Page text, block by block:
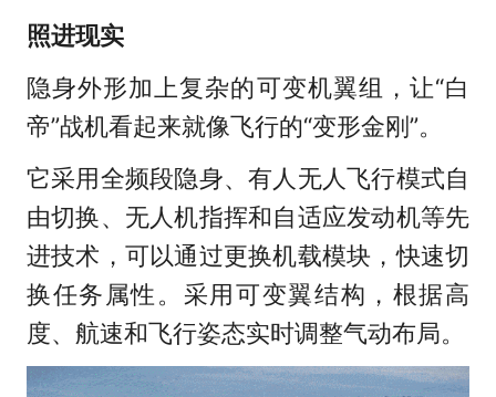
照进现实
隐身外形加上复杂的可变机翼组，让“白
帝”战机看起来就像飞行的“变形金刚”。
它采用全频段隐身、有人无人飞行模式自
由切换、无人机指挥和自适应发动机等先
进技术，可以通过更换机载模块，快速切
换任务属性。采用可变翼结构，根据高
度、航速和飞行姿态实时调整气动布局。